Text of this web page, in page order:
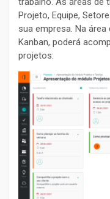
Projeto, Equipe,
sua empresa. Na
Kanban, poderá
projetos: